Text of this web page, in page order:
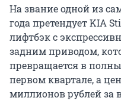
года претендует KIA
лифтбэк с
задним приводом,
превращается в
первом квартале, а
миллионов рублей за
турбомотором. Для